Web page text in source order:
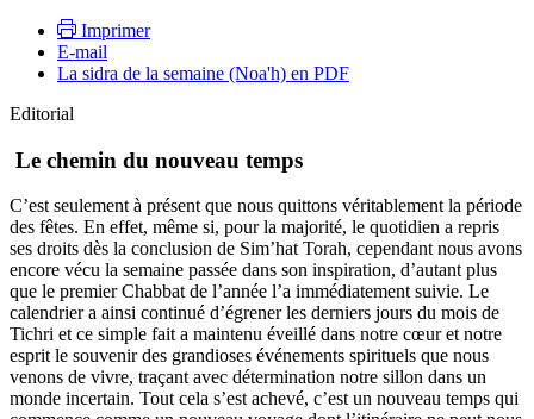
Imprimer
E-mail
La sidra de la semaine (Noa'h) en PDF
Editorial
Le chemin du nouveau temps
C’est seulement à présent que nous quittons véritablement la période
des fêtes. En effet, même si, pour la majorité, le quotidien a repris
ses droits dès la conclusion de Sim’hat Torah, cependant nous avons
encore vécu la semaine passée dans son inspiration, d’autant plus
que le premier Chabbat de l’année l’a immédiatement suivie. Le
calendrier a ainsi continué d’égrener les derniers jours du mois de
Tichri et ce simple fait a maintenu éveillé dans notre cœur et notre
esprit le souvenir des grandioses événements spirituels que nous
venons de vivre, traçant avec détermination notre sillon dans un
monde incertain. Tout cela s’est achevé, c’est un nouveau temps qui